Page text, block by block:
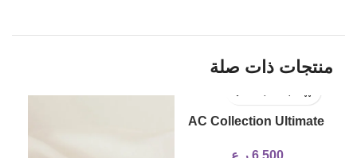
منتجات ذات صلة
AC Collection Ultimate
6,500 ر.ع.